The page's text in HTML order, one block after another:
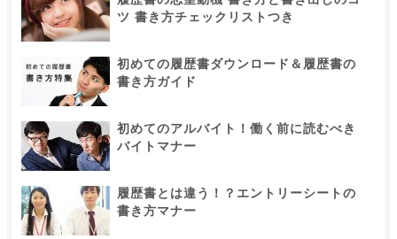
ツ 書き方チェックリストつき
初めての履歴書ダウンロード＆履歴書の
書き方ガイド
初めてのアルバイト！働く前に読むべき
バイトマナー
履歴書とは違う！？エントリーシートの
書き方マナー